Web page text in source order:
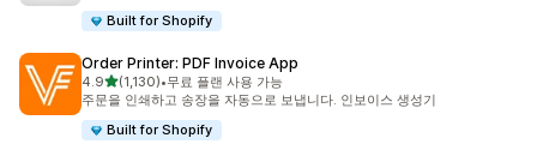
Built for Shopify
Order Printer: PDF Invoice App
4.9별 5개 중
(1,130)
총 리뷰 1130개
•무료 플랜 사용 가능
주문을 인쇄하고 송장을 자동으로 보냅니다. 인보이스 생성기
Built for Shopify